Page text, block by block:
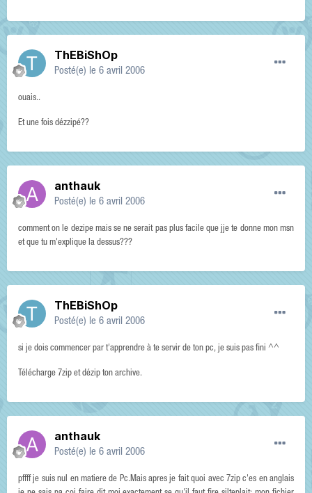
ThEBiShOp
Posté(e) le 6 avril 2006
ouais..
Et une fois dézzipé??
anthauk
Posté(e) le 6 avril 2006
comment on le dezipe mais se ne serait pas plus facile que jje te donne mon msn
et que tu m'explique la dessus???
ThEBiShOp
Posté(e) le 6 avril 2006
si je dois commencer par t'apprendre à te servir de ton pc, je suis pas fini ^^
Télécharge 7zip et dézip ton archive.
anthauk
Posté(e) le 6 avril 2006
pffff je suis nul en matiere de Pc.Mais apres je fait quoi avec 7zip c'es en anglais